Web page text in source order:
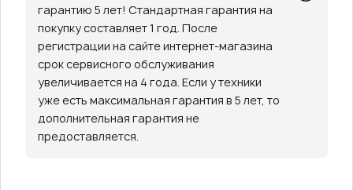
гарантию 5 лет! Стандартная гарантия на
покупку составляет 1 год. После
регистрации на сайте интернет-магазина
срок сервисного обслуживания
увеличивается на 4 года. Если у техники
уже есть максимальная гарантия в 5 лет, то
дополнительная гарантия не
предоставляется.